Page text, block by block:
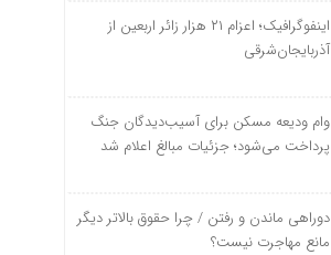
اینفوگرافیک؛ اعزام ۲۱ هزار زائر اربعین از
آذربایجان‌شرقی
وام ودیعه مسکن برای آسیب‌دیدگان جنگ
پرداخت می‌شود؛ جزئیات مبالغ اعلام شد
دوراهی ماندن و رفتن / چرا حقوق بالاتر دیگر
مانع مهاجرت نیست؟